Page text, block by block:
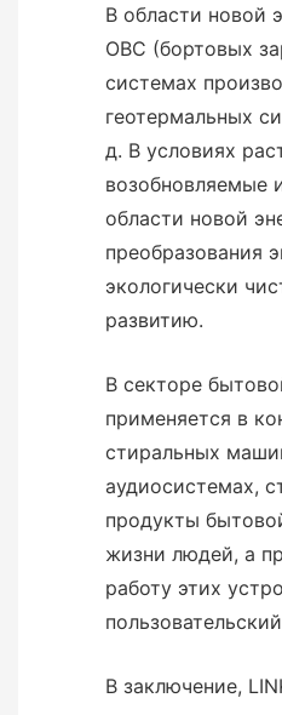
В области новой
OBC (бортовых
системах
геотермальных
д. В условиях
возобновляемые
области новой
преобразования
экологически
развитию.
В секторе
применяется в
стиральных
аудиосистемах,
продукты
жизни людей, а
работу этих
В заключение,